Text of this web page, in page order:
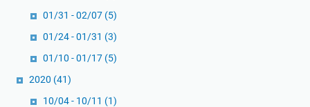
01/31 - 02/07 (5)
01/24 - 01/31 (3)
01/10 - 01/17 (5)
2020 (41)
10/04 - 10/11 (1)